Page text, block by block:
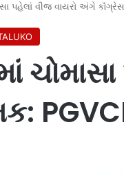
પહેલાં વીજ વાયરો અંગે